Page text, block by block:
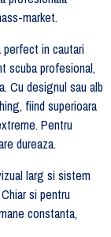
market.
in cautari
scuba profesional,
Cu designul sau alb
fiind superioara
Pentru
dureaza.
larg si sistem
si pentru
constanta,